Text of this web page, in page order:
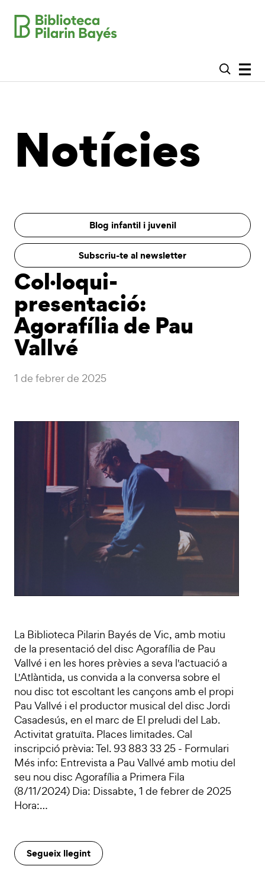
Notícies
Blog infantil i juvenil
Subscriu-te al newsletter
Col·loqui-
presentació:
Agorafília de Pau
Vallvé
1 de febrer de 2025
La Biblioteca Pilarin Bayés de Vic, amb motiu
de la presentació del disc Agorafília de Pau
Vallvé i en les hores prèvies a seva l'actuació a
L'Atlàntida, us convida a la conversa sobre el
nou disc tot escoltant les cançons amb el propi
Pau Vallvé i el productor musical del disc Jordi
Casadesús, en el marc de El preludi del Lab.
Activitat gratuïta. Places limitades. Cal
inscripció prèvia: Tel. 93 883 33 25 - Formulari
Més info: Entrevista a Pau Vallvé amb motiu del
seu nou disc Agorafília a Primera Fila
(8/11/2024) Dia: Dissabte, 1 de febrer de 2025
Hora:…
Segueix llegint